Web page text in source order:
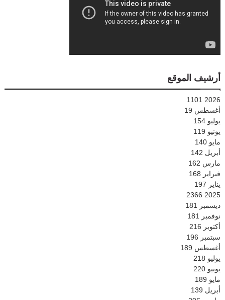
أرشيف الموقع
2026
1101
أغسطس 19
يوليو 154
يونيو 119
مايو 140
أبريل 142
مارس 162
فبراير 168
يناير 197
2025
2366
ديسمبر 181
نوفمبر 181
أكتوبر 216
سبتمبر 196
أغسطس 189
يوليو 218
يونيو 220
مايو 189
أبريل 139